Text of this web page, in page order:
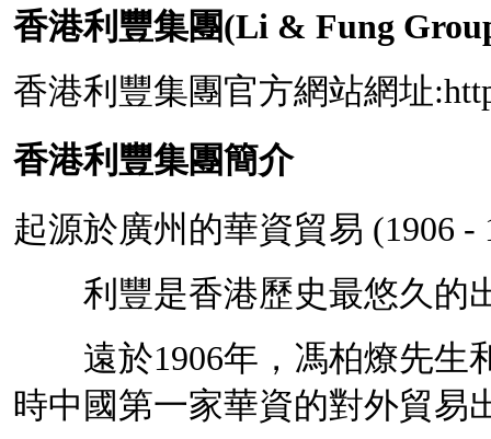
香港利豐集團(Li & Fung
香港利豐集團官方網站網址
香港利豐集團簡介
起源於廣州的華資貿易 (1906 -
利豐是香港歷史最悠久的
遠於1906年，馮柏燎先生
時中國第一家華資的對外貿易